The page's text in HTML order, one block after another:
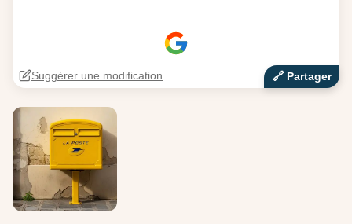
🔗‍️ Partager
Suggérer une modification